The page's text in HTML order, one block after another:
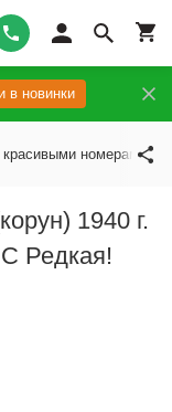
в новинки
красивыми номерами
1940 г.
Редкая!